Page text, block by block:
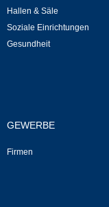
Kirchen & Religionen
Evangelische
Hallen & Säle
Soziale Einrichtungen
Gesundheit
GEWERBE
Firmen